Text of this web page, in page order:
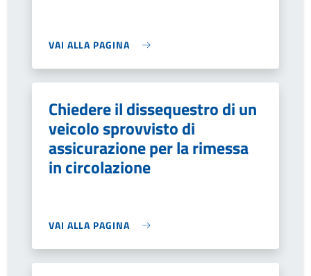
VAI ALLA PAGINA
Chiedere il dissequestro di un
veicolo sprovvisto di
assicurazione per la rimessa
in circolazione
VAI ALLA PAGINA